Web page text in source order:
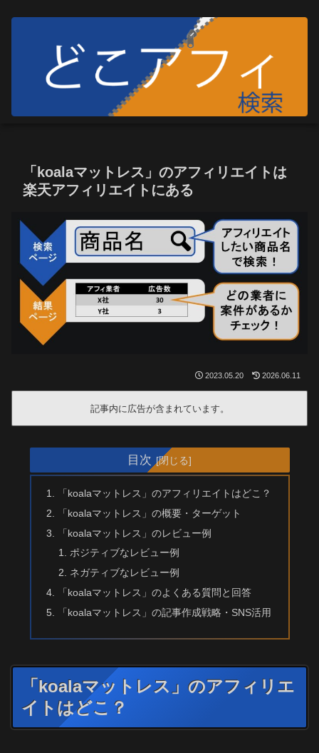
「koalaマットレス」のアフィリエイトは
楽天アフィリエイトにある
2023.05.20 2026.06.11
記事内に広告が含まれています。
目次
「koalaマットレス」のアフィリエイトはどこ？
「koalaマットレス」の概要・ターゲット
「koalaマットレス」のレビュー例
ポジティブなレビュー例
ネガティブなレビュー例
「koalaマットレス」のよくある質問と回答
「koalaマットレス」の記事作成戦略・SNS活用
「koalaマットレス」のアフィリエ
イトはどこ？